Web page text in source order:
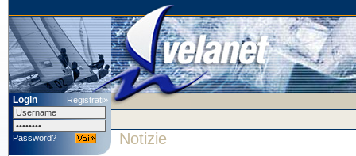
Login Registrati»
Password? Notizie